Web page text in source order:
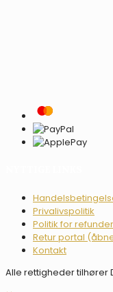
Privalivspolitik
Politik for
Retur portal
Kontakt
Alle rettigheder tilhører